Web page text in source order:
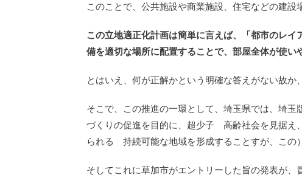
このことで、公共施設や商業施設、住宅などの建
この立地適正化計画は簡単に言えば、「都市のレ
備を適切な場所に配置することで、部屋全体が使い
とはいえ、何が正解かという明確な答えがない故か
そこで、この推進の一環として、埼玉県では、埼
づくりの促進を目的に、超少子 高齢社会を見据え
られる 持続可能な地域を形成することすが、この
そしてこれに草加市がエントリーした旨の発表が、